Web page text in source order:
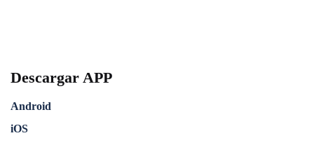
Descargar APP
Android
iOS